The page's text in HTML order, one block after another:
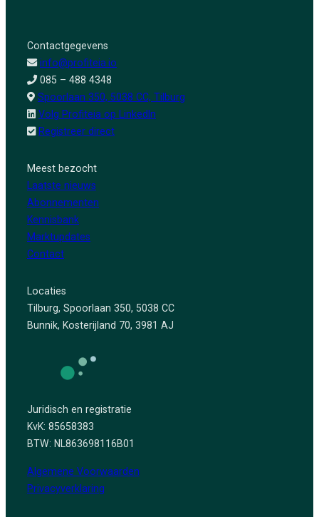
Contactgegevens
info@profiteia.io
085 – 488 4348
Spoorlaan 350, 5038 CC, Tilburg
Volg Profiteia op LinkedIn
Registreer direct
Meest bezocht
Laatste nieuws
Abonnementen
Kennisbank
Marktupdates
Contact
Locaties
Tilburg, Spoorlaan 350, 5038 CC
Bunnik, Kosterijland 70, 3981 AJ
Juridisch en registratie
KvK: 85658383
BTW: NL863698116B01
Algemene Voorwaarden
Privacyverklaring